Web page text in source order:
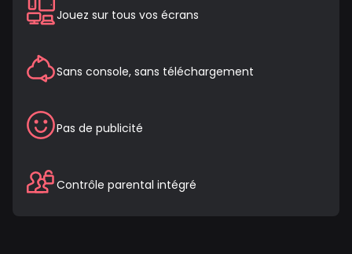
Jouez sur tous vos écrans
Sans console, sans téléchargement
Pas de publicité
Contrôle parental intégré